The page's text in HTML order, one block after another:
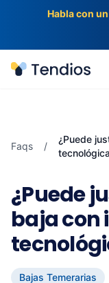
Habla con
Tendios
Faqs /
¿Puede
¿Puede
baja con
Bajas Temerarias